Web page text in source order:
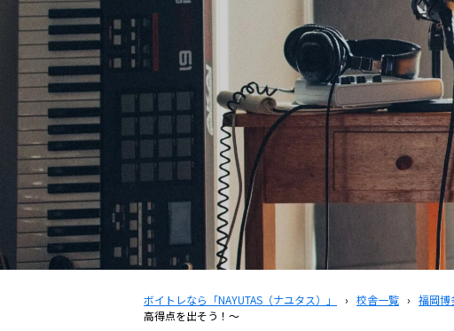
ボイトレなら「NAYUTAS（ナユタス）」 › 校舎一覧 › 福岡博
高得点を出そう！～